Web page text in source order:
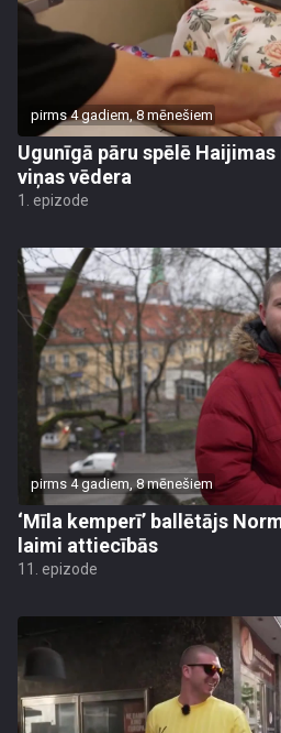
pirms 4 gadiem, 8 mēnešiem
Ugunīgā pāru spēlē
viņas vēdera
1. epizode
pirms 4 gadiem, 8 mēnešiem
‘Mīla kemperī’ ballētājs
laimi attiecībās
11. epizode